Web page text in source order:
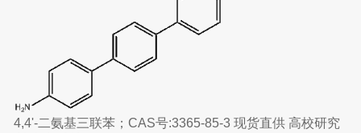
4,4'-二氨基三联苯；CAS号:3365-85-3 现货直供 高校研究